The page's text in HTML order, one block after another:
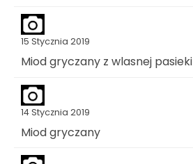
15 Stycznia 2019
Miod gryczany z wlasnej pasieki
14 Stycznia 2019
Miod gryczany